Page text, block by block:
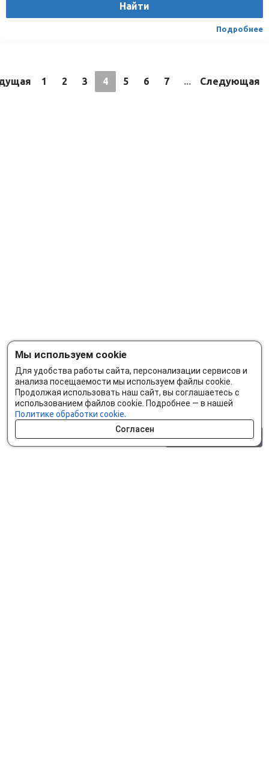
Найти
Подробнее
1 2 3 4 5 6 7 ... Следующая
Мы используем cookie
Для удобства работы сайта, персонализации сервисов и
анализа посещаемости мы используем файлы cookie.
Продолжая использовать наш сайт, вы соглашаетесь с
использованием файлов cookie. Подробнее — в нашей
Политике обработки cookie.
Согласен